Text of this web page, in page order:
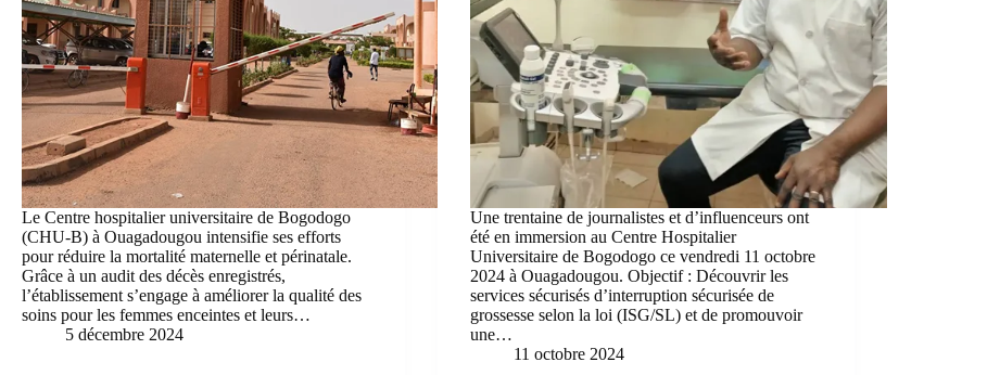
Le Centre hospitalier universitaire de Bogodogo
(CHU-B) à Ouagadougou intensifie ses efforts
pour réduire la mortalité maternelle et périnatale.
Grâce à un audit des décès enregistrés,
l’établissement s’engage à améliorer la qualité des
soins pour les femmes enceintes et leurs…
5 décembre 2024
Une trentaine de journalistes et d’influenceurs ont
été en immersion au Centre Hospitalier
Universitaire de Bogodogo ce vendredi 11 octobre
2024 à Ouagadougou. Objectif : Découvrir les
services sécurisés d’interruption sécurisée de
grossesse selon la loi (ISG/SL) et de promouvoir
une…
11 octobre 2024